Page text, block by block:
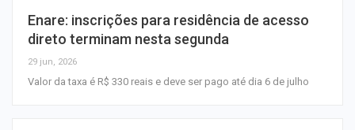
Enare: inscrições para residência de acesso
direto terminam nesta segunda
29 jun, 2026
Valor da taxa é R$ 330 reais e deve ser pago até dia 6 de julho